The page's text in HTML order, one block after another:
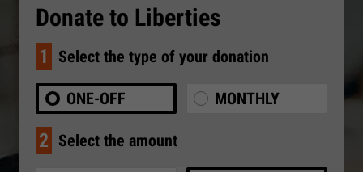
Donate to Liberties
1 Select the type of your donation
ONE-OFF MONTHLY
2 Select the amount